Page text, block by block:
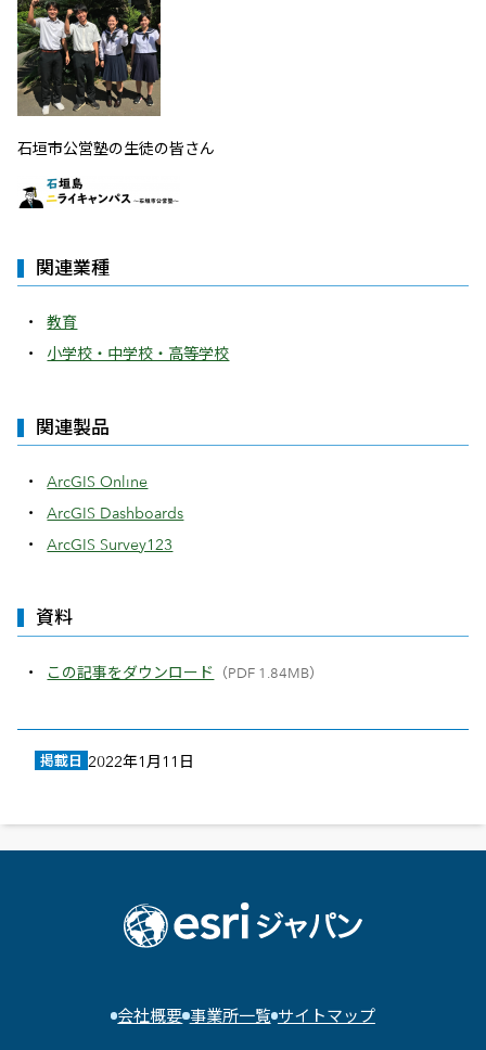
石垣市公営塾の生徒の皆さん
掲載日 2022年1月11日
関連業種
教育
小学校・中学校・高等学校
関連製品
ArcGIS Online
ArcGIS Dashboards
ArcGIS Survey123
資料
この記事をダウンロード （PDF 1.84MB）
会社概要 事業所一覧 サイトマップ